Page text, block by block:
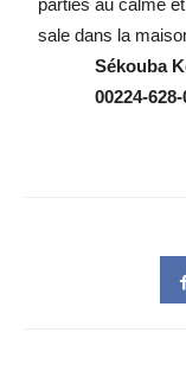
parties au calme
sale dans la
Sékouba
00224-628-